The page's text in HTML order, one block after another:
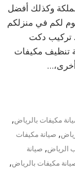
وكذلك أفضل
لكم في منزلكم
تركيب دكت
تنظيف مكيفات
مكيفات بالرياض,
,صيانة مكيفات
الرياض,صيانة
مكيفات بالرياض,